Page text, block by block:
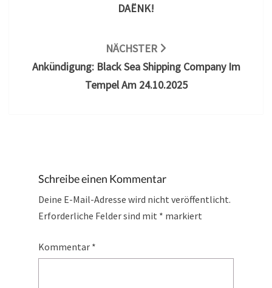
DAËNK!
NÄCHSTER
Ankündigung: Black Sea Shipping Company Im
Tempel Am 24.10.2025
Schreibe einen Kommentar
Deine E-Mail-Adresse wird nicht veröffentlicht.
Erforderliche Felder sind mit * markiert
Kommentar *